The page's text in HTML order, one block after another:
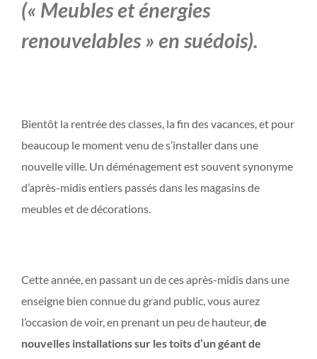
(« Meubles et énergies
renouvelables » en suédois).
Bientôt la rentrée des classes, la fin des vacances, et pour
beaucoup le moment venu de s’installer dans une
nouvelle ville. Un déménagement est souvent synonyme
d’après-midis entiers passés dans les magasins de
meubles et de décorations.
Cette année, en passant un de ces après-midis dans une
enseigne bien connue du grand public, vous aurez
l’occasion de voir, en prenant un peu de hauteur,de
nouvelles installations sur les toits d’un géant de